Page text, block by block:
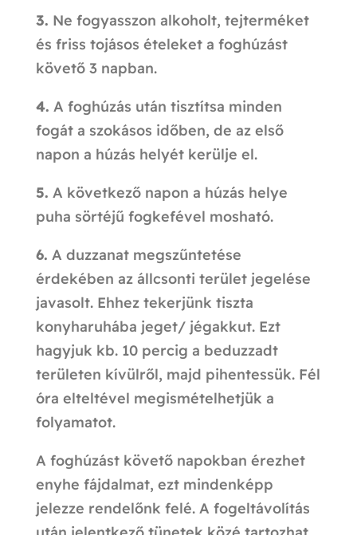
3. Ne fogyasszon alkoholt, tejterméket
és friss tojásos ételeket a foghúzást
követő 3 napban.
4. A foghúzás után tisztítsa minden
fogát a szokásos időben, de az első
napon a húzás helyét kerülje el.
5. A következő napon a húzás helye
puha sörtéjű fogkefével mosható.
6. A duzzanat megszűntetése
érdekében az állcsonti terület jegelése
javasolt. Ehhez tekerjünk tiszta
konyharuhába jeget/ jégakkut. Ezt
hagyjuk kb. 10 percig a beduzzadt
területen kívülről, majd pihentessük. Fél
óra elteltével megismételhetjük a
folyamatot.
A foghúzást követő napokban érezhet
enyhe fájdalmat, ezt mindenképp
jelezze rendelőnk felé. A fogeltávolítás